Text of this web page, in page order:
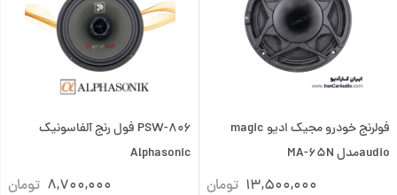
فولرنج خودرو مجیک ادیو magic
audioمدل MA-65N
13,500,000 تومان
PSW-806 فول رنج آلفاسونیک
Alphasonic
8,700,000 تومان